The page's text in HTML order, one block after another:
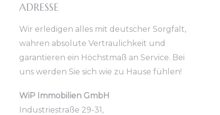
ADRESSE
Wir erledigen alles mit deutscher Sorgfalt,
wahren absolute Vertraulichkeit und
garantieren ein Höchstmaß an Service. Bei
uns werden Sie sich wie zu Hause fühlen!
WiP Immobilien GmbH
Industriestraße 29-31,